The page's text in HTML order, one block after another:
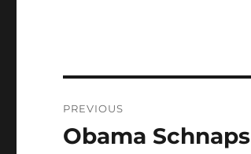
navigation
PREVIOUS
Previous
Obama Schnaps